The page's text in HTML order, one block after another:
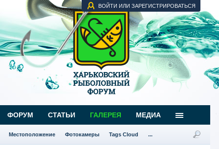
ВОЙТИ ИЛИ ЗАРЕГИСТРИРОВАТЬСЯ
ФОРУМ СТАТЬИ ГАЛЕРЕЯ
Местоположение Фотокамеры Tags Cloud ...
МЕДИА